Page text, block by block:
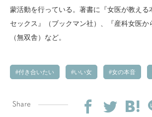
蒙活動を行っている。著書に『女医が教える
セックス』（ブックマン社）、『産科女医か
（無双舎）など。
付き合いたい いい女 女の本音
Share